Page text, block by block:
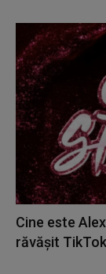
Cine este
răvășit